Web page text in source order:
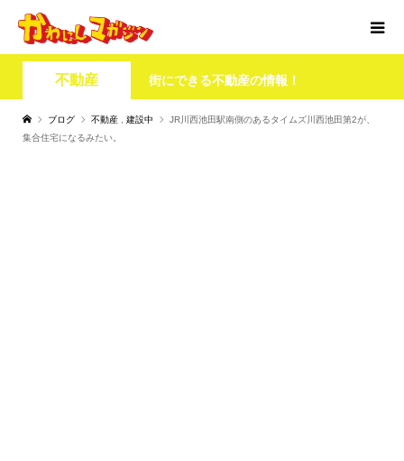
不動産 街にできる不動産の情報！
ブログ 不動産 建設中
JR川西池田駅南側のあるタイムズ川西池田第2が、
集合住宅になるみたい。